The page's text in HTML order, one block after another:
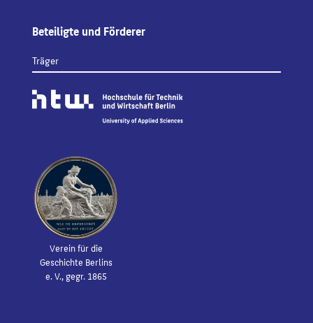
Beteiligte und Förderer
Träger
Verein für die
Geschichte Berlins
e. V., gegr. 1865